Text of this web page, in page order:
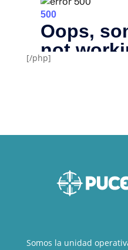
[/php]
Somos la unidad